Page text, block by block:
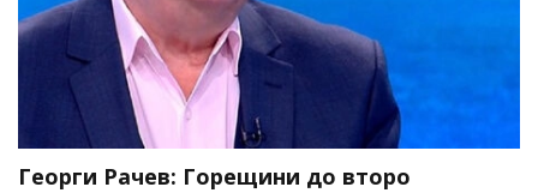
Георги Рачев: Горещини до второ